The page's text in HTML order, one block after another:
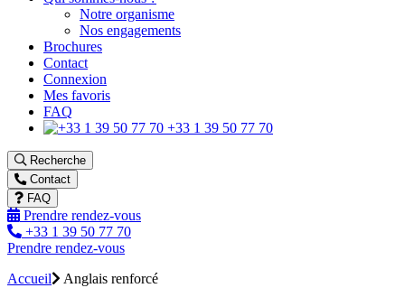
Notre organisme
Nos engagements
Brochures
Contact
Connexion
Mes favoris
FAQ
+33 1 39 50 77 70
Recherche
Contact
FAQ
Prendre rendez-vous
+33 1 39 50 77 70
Prendre rendez-vous
Accueil
Anglais renforcé